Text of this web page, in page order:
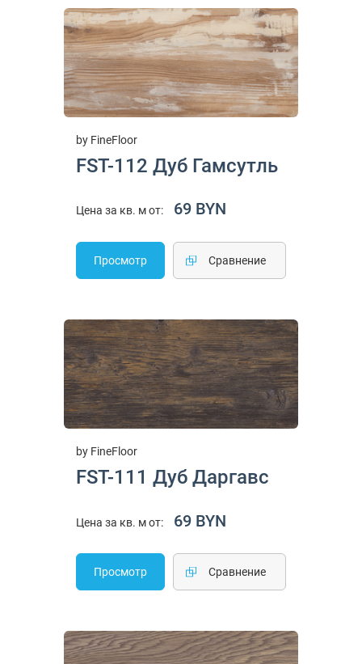
by FineFloor
FST-112 Дуб Гамсутль
Цена за кв. м от: 69 BYN
Просмотр Cравнение
by FineFloor
FST-111 Дуб Даргавс
Цена за кв. м от: 69 BYN
Просмотр Cравнение